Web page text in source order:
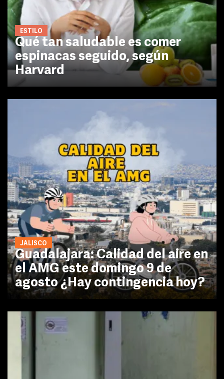
ESTILO
Qué tan saludable es comer
espinacas seguido, según
Harvard
JALISCO
Guadalajara: Calidad del aire en
el AMG este domingo 9 de
agosto ¿Hay contingencia hoy?